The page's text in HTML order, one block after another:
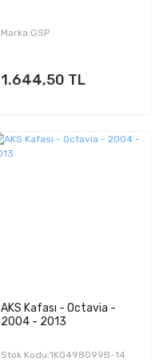
Marka:GSP
1.644,50 TL
AKS Kafası - Octavia -
2004 - 2013
Stok Kodu:1K0498099B-14